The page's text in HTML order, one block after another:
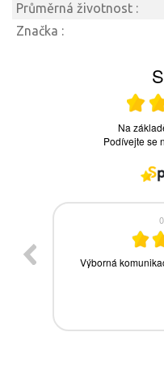
Průměrná životnost :
Značka :